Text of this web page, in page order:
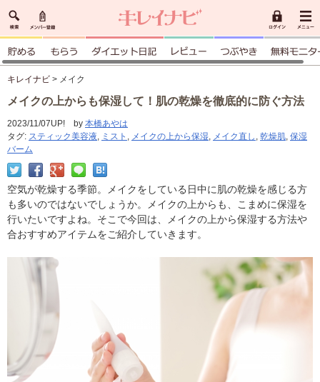
キレイナビ > メイク
メイクの上からも保湿して！肌の乾燥を徹底的に防ぐ方法
2023/11/07UP! by 本橋あやは
タグ: スティック美容液, ミスト , メイクの上から保湿, メイク直し , 乾燥肌, 保湿
バーム
空気が乾燥する季節。メイクをしている日中に肌の乾燥を感じる方
も多いのではないでしょうか。メイクの上からも、こまめに保湿を
行いたいですよね。そこで今回は、メイクの上から保湿する方法や
合おすすめアイテムをご紹介していきます。